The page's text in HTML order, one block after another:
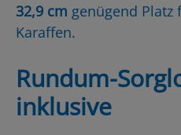
32,9 cm genügend Platz
Karaffen.
Rundum-
inklusive